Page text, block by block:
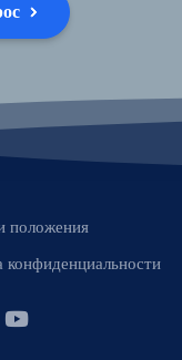
положения
конфиденциальности